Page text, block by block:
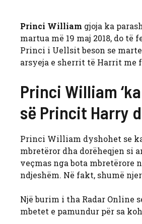
Princi William gjoja ka
martua më 19 maj 2018, do
Princi i Uellsit beson se
arsyeja e sherrit të Harrit me
Princi William
së Princit Harry
Princi William dyshohet se
mbretëror dha dorëheqjen si
veçmas nga bota mbretërore
ndjeshëm. Në fakt, shumë
Një burim i tha Radar Online
mbetet e pamundur për sa